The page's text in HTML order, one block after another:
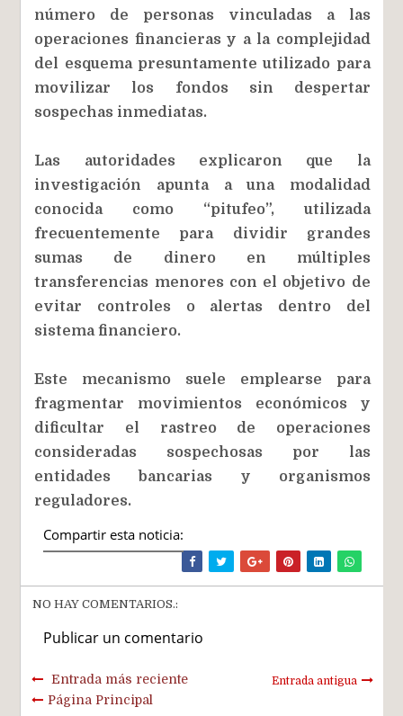
número de personas vinculadas a las
operaciones financieras y a la complejidad
del esquema presuntamente utilizado para
movilizar los fondos sin despertar
sospechas inmediatas.
Las autoridades explicaron que la
investigación apunta a una modalidad
conocida como “pitufeo”, utilizada
frecuentemente para dividir grandes
sumas de dinero en múltiples
transferencias menores con el objetivo de
evitar controles o alertas dentro del
sistema financiero.
Este mecanismo suele emplearse para
fragmentar movimientos económicos y
dificultar el rastreo de operaciones
consideradas sospechosas por las
entidades bancarias y organismos
reguladores.
Compartir esta noticia:
NO HAY COMENTARIOS.:
Publicar un comentario
Entrada más reciente Entrada antigua
Página Principal